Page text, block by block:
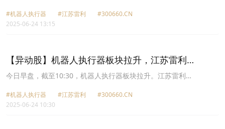
报14.7元，汉宇集团(300403.CN)涨8.67%报15.29元，金道科技
(301279.CN)涨7.59%报22.12元，步科股份(688160.CN)涨7.36%报
125.83元。
#机器人执行器 #江苏雷利
#300660.CN
2025-06-24 13:15
【异动股】机器人执行器板块拉升，江苏雷利
(300660.CN)涨13.03%
今日早盘，截至10:30，机器人执行器板块拉升。江苏雷利
报14.7元，汉宇集团(300403.CN)涨6.68%报15.01元，步科股份
(688160.CN)涨5.89%报84.72元，拓普集团(601689.CN)涨5.78%报
#机器人执行器 #江苏雷利
#300660.CN
2025-06-24 10:30